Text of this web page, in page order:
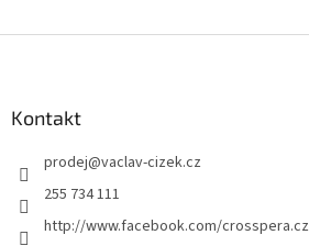
Kontakt
prodej@vaclav-cizek.cz
255 734 111
http://www.facebook.com/crosspera.cz